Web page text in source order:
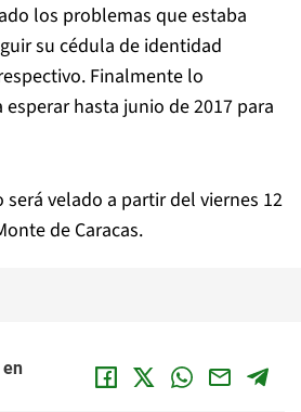
los problemas que estaba
su cédula de identidad
Finalmente lo
hasta junio de 2017 para
velado a partir del viernes 12
de Caracas.